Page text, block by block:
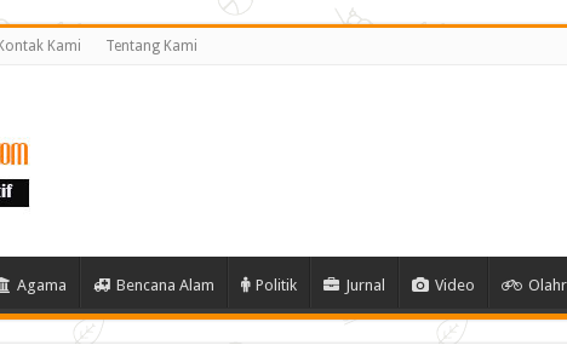
Kontak Kami Tentang Kami
Agama Bencana Alam Politik Jurnal Video